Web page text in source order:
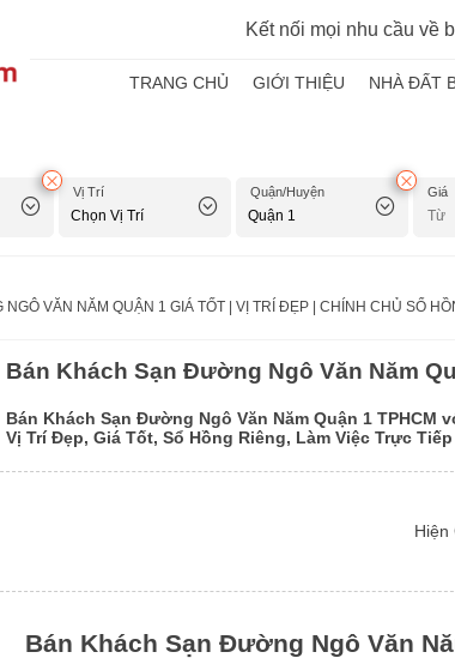
Kết nối mọi nhu cầu về
TRANG CHỦ GIỚI THIỆU NHÀ ĐẤT
Vị Trí Quận/Huyện Giá
NGÔ VĂN NĂM QUẬN 1 GIÁ TỐT | VỊ TRÍ ĐẸP | CHÍNH CHỦ SỔ
Bán Khách Sạn Đường Ngô Văn Năm
Bán Khách Sạn Đường Ngô Văn Năm Quận 1 TPHCM
Vị Trí Đẹp, Giá Tốt, Sổ Hồng Riêng, Làm Việc Trực
Hiện
Bán Khách Sạn Đường Ngô Văn